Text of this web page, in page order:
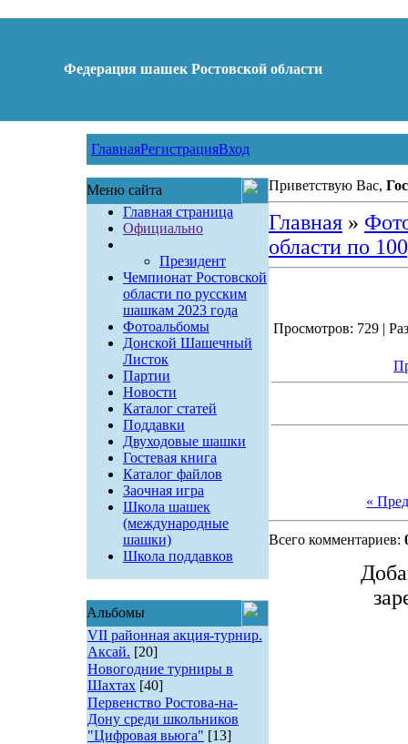
Федерация шашек Ростовской области
ГлавнаяРегистрацияВход
Меню сайта
Главная страница
Официально
Президент
Чемпионат Ростовской
области по русским
шашкам 2023 года
Фотоальбомы
Донской Шашечный
Листок
Партии
Новости
Каталог статей
Поддавки
Двуходовые шашки
Гостевая книга
Каталог файлов
Заочная игра
Школа шашек
(международные
шашки)
Школа поддавков
Альбомы
VII районная акция-турнир.
Аксай. [20]
Новогодние турниры в
Шахтах [40]
Первенство Ростова-на-
Дону среди школьников
"Цифровая вьюга" [13]
Приветствую Вас,
Главная»
области по
Просмотров: 729 |
«
Всего комментариев: